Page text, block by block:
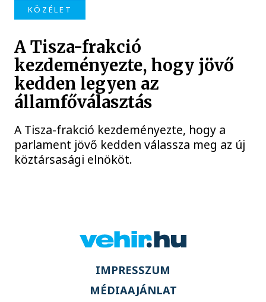
KÖZÉLET
A Tisza-frakció
kezdeményezte, hogy jövő
kedden legyen az
államfőválasztás
A Tisza-frakció kezdeményezte, hogy a
parlament jövő kedden válassza meg az új
köztársasági elnököt.
IMPRESSZUM
MÉDIAAJÁNLAT